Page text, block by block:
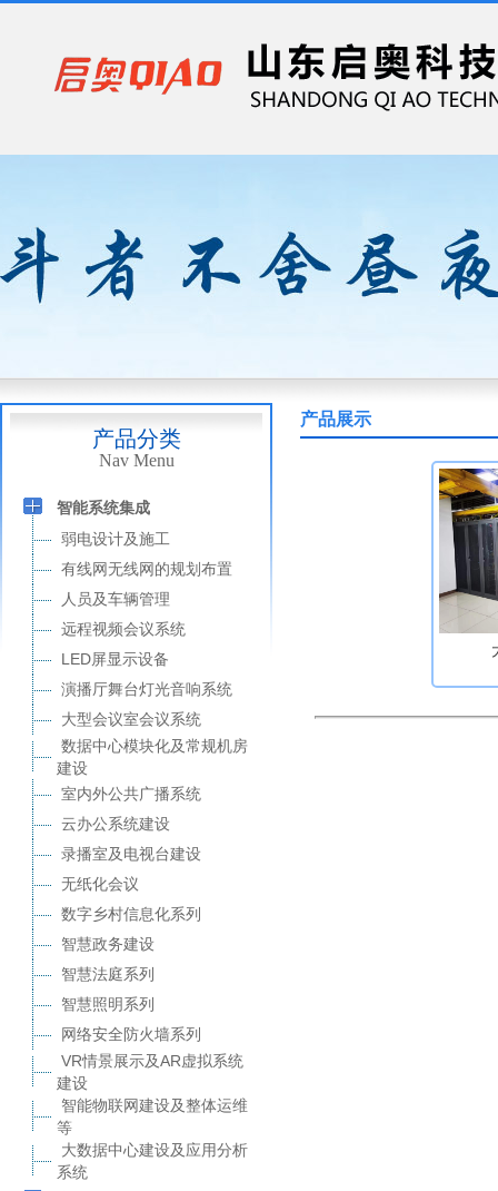
产品分类
Nav Menu
智能系统集成
弱电设计及施工
有线网无线网的规划布置
人员及车辆管理
远程视频会议系统
LED屏显示设备
演播厅舞台灯光音响系统
大型会议室会议系统
数据中心模块化及常规机房
建设
室内外公共广播系统
云办公系统建设
录播室及电视台建设
无纸化会议
数字乡村信息化系列
智慧政务建设
智慧法庭系列
智慧照明系列
网络安全防火墙系列
VR情景展示及AR虚拟系统
建设
智能物联网建设及整体运维
等
大数据中心建设及应用分析
系统
产品展示